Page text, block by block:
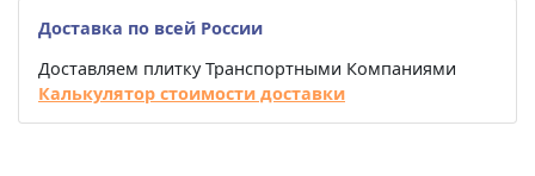
Доставка по всей России
Доставляем плитку Транспортными Компаниями
Калькулятор стоимости доставки